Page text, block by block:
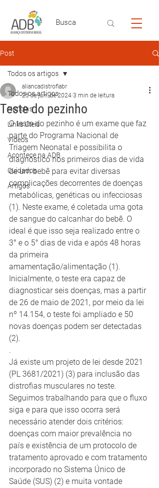
Post
Todos os artigos
Notícias
Links úteis
Vídeos
Acontece na ADB
Cuidados
Artigos
Todos os artigos
Teste do pezinho
aliancadistrofiabr
25 de jun. de 2024 3 min de leitura
O teste do pezinho é um exame que faz
parte do Programa Nacional de
Triagem Neonatal e possibilita o
diagnóstico nos primeiros dias de vida
de um bebê para evitar diversas
complicações decorrentes de doenças
metabólicas, genéticas ou infecciosas
(1). Neste exame, é coletada uma gota
de sangue do calcanhar do bebê. O
ideal é que isso seja realizado entre o
3° e o 5° dias de vida e após 48 horas
da primeira
amamentação/alimentação (1).
Inicialmente, o teste era capaz de
diagnosticar seis doenças, mas a partir
de 26 de maio de 2021, por meio da lei
nº 14.154, o teste foi ampliado e 50
novas doenças podem ser detectadas
(2).
.
Já existe um projeto de lei desde 2021
(PL 3681/2021) (3) para inclusão das
distrofias musculares no teste.
Seguimos trabalhando para que o fluxo
siga e para que isso ocorra será
necessário atender dois critérios:
doenças com maior prevalência no
país e existência de um protocolo de
tratamento aprovado e com tratamento
incorporado no Sistema Único de
Saúde (SUS) (2) e muita vontade